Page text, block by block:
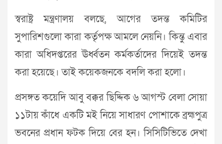
স্বরাষ্ট্র মন্ত্রণালয় বলছে, আগের তদন্ত কমিটির
সুপারিশগুলো কারা কর্তৃপক্ষ আমলে নেয়নি। কিন্তু এবার
কারা অধিদপ্তরের ঊর্ধ্বতন কর্মকর্তাদের দিয়েই তদন্ত
করা হয়েছে। তাই কয়েকজনকে বদলি করা হলো।
প্রসঙ্গত কয়েদি আবু বক্কর ছিদ্দিক ৬ আগস্ট বেলা সোয়া
১১টায় কাঁধে একটি মই নিয়ে সাধারণ পোশাকে ব্রহ্মপুত্র
ভবনের প্রধান ফটক দিয়ে বের হন। সিসিটিভিতে দেখা